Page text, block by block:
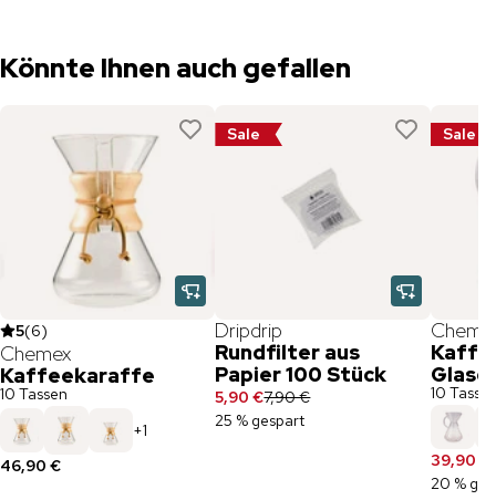
Könnte Ihnen auch gefallen
5(6)
Chemex
Kaffeekaraffe
10 Tassen
+1
46,90 €
Sale
Dripdrip
Rundfilter aus
Papier 100 Stück
5,90 €7,90 €
25 % gespart
Sale
10
39,90 €
20 %